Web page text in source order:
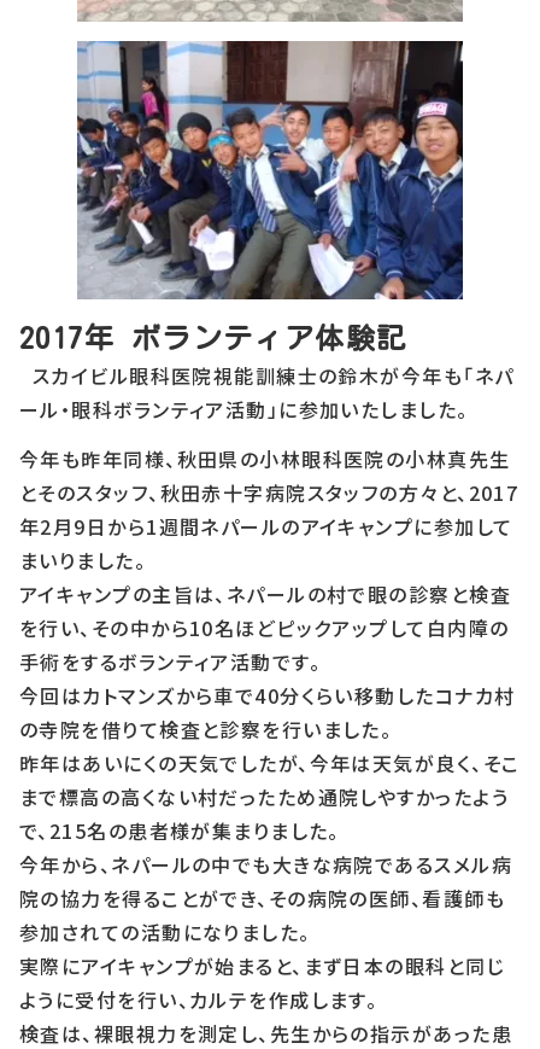
2017年 ボランティア体験記
スカイビル眼科医院視能訓練士の鈴木が今年も「ネパ
ール・眼科ボランティア活動」に参加いたしました。
今年も昨年同様、秋田県の小林眼科医院の小林真先生
とそのスタッフ、秋田赤十字病院スタッフの方々と、2017
年2月9日から1週間ネパールのアイキャンプに参加して
まいりました。
アイキャンプの主旨は、ネパールの村で眼の診察と検査
を行い、その中から10名ほどピックアップして白内障の
手術をするボランティア活動です。
今回はカトマンズから車で40分くらい移動したコナカ村
の寺院を借りて検査と診察を行いました。
昨年はあいにくの天気でしたが、今年は天気が良く、そこ
まで標高の高くない村だったため通院しやすかったよう
で、215名の患者様が集まりました。
今年から、ネパールの中でも大きな病院であるスメル病
院の協力を得ることができ、その病院の医師、看護師も
参加されての活動になりました。
実際にアイキャンプが始まると、まず日本の眼科と同じ
ように受付を行い、カルテを作成します。
検査は、裸眼視力を測定し、先生からの指示があった患